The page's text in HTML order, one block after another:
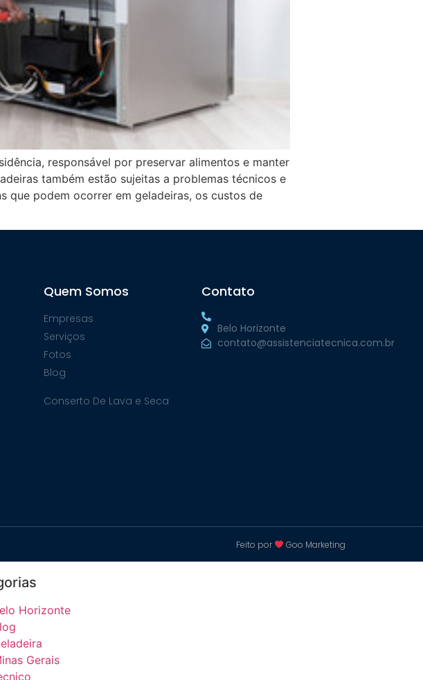
responsável por preservar alimentos e manter
também estão sujeitas a problemas técnicos e
que podem ocorrer em geladeiras, os custos de
Quem Somos
Empresas
Serviços
Fotos
Blog
Conserto De Lava e Seca
Contato
Belo Horizonte
contato@assistenciatecnica.com.br
Feito por Goo Marketing
Horizonte
Gerais